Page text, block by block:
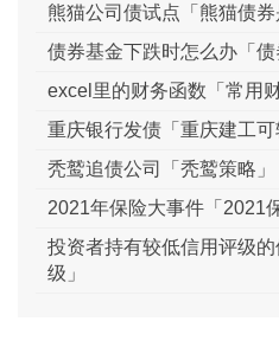
熊猫公司债试点「熊猫债券
债券基金下跌时怎么办「债
excel里的财务函数「常用
重庆银行发债「重庆建工可
秃鹫追债公司「秃鹫策略」
2021年保险大事件「2021
投资者持有较低信用评级
级」